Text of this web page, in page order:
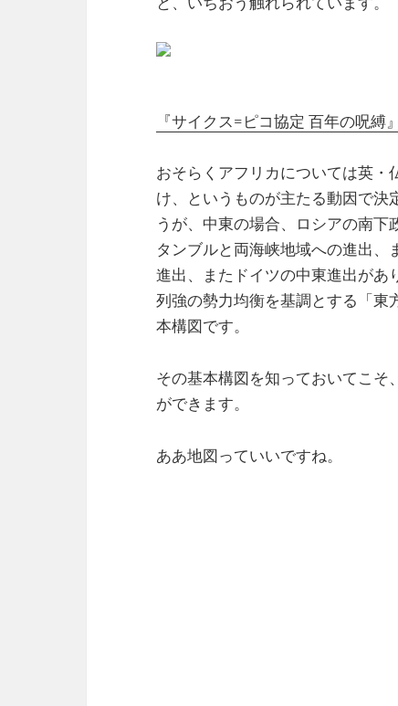
『サイクス=ピコ協定 百年の呪縛
おそらくアフリカについては英
け、というものが主たる動因で決
うが、中東の場合、ロシアの南
タンブルと両海峡地域への進出
進出、またドイツの中東進出があ
列強の勢力均衡を基調とする「東
本構図です。
その基本構図を知っておいてこそ
ができます。
ああ地図っていいですね。